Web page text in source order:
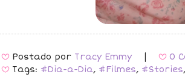
B Postado por Tracy Emmy B 0
B Tags: #Dia-a-Dia, #Filmes, #Stories